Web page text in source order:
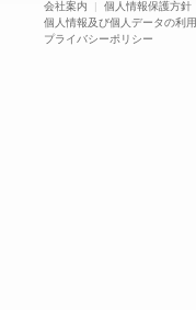
会社案内 | 個人情報保護方針
個人情報及び個人データの利
プライバシーポリシー